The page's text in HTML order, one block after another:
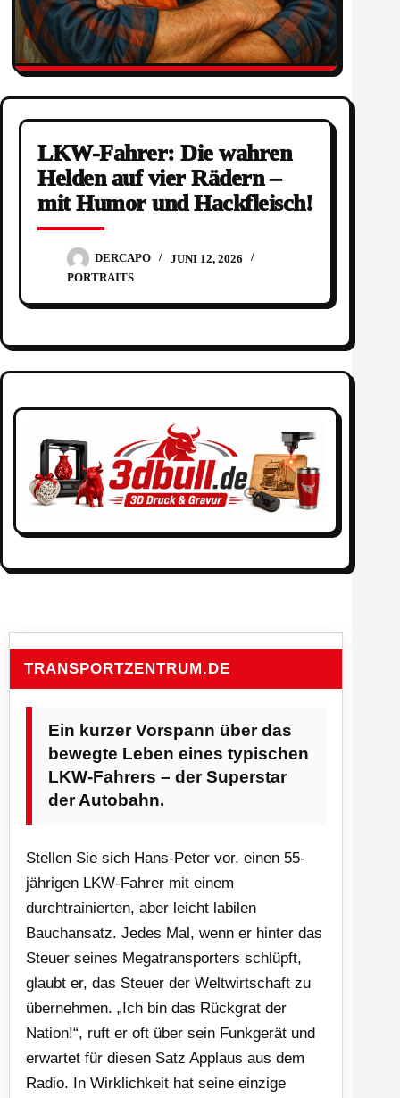
LKW-Fahrer: Die wahren
Helden auf vier Rädern –
mit Humor und Hackfleisch!
DERCAPO
JUNI 12, 2026
PORTRAITS
TRANSPORTZENTRUM.DE
Ein kurzer Vorspann über das
bewegte Leben eines typischen
LKW-Fahrers – der Superstar
der Autobahn.
Stellen Sie sich Hans-Peter vor, einen 55-
jährigen LKW-Fahrer mit einem
durchtrainierten, aber leicht labilen
Bauchansatz. Jedes Mal, wenn er hinter das
Steuer seines Megatransporters schlüpft,
glaubt er, das Steuer der Weltwirtschaft zu
übernehmen. „Ich bin das Rückgrat der
Nation!“, ruft er oft über sein Funkgerät und
erwartet für diesen Satz Applaus aus dem
Radio. In Wirklichkeit hat seine einzige